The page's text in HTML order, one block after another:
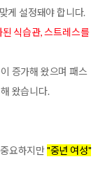
게 설정돼야 합니다.
식습관, 스트레스를
증가해 왔으며 패스
왔습니다.
요하지만"중년 여성"